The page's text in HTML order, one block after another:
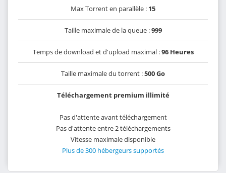
Max Torrent en parallèle : 15
Taille maximale de la queue :999
Temps de download et d'upload maximal :96 Heures
Taille maximale du torrent :500 Go
Téléchargement premium illimité
Pas d'attente avant téléchargement
Pas d'attente entre 2 téléchargements
Vitesse maximale disponible
Plus de 300 hébergeurs supportés